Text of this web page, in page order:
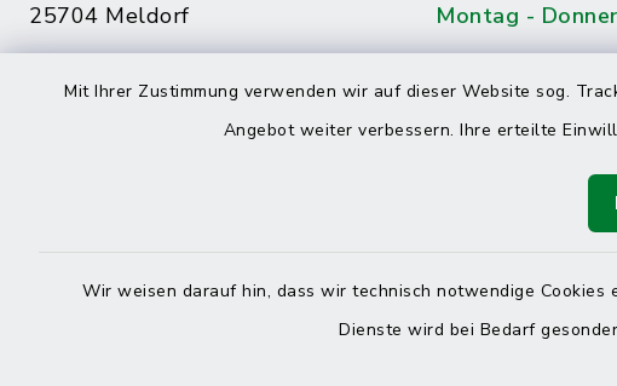
Mit Ihrer Zustimmung verwenden wir auf dieser Website sog.
Angebot weiter verbessern. Ihre erteilte
Wir weisen darauf hin, dass wir technisch notwendige
Dienste wird bei Bedarf
25704 Meldorf
04832 6065-215
Montag -
Freitag
Online-
Haben Sie ein
keinen
Telefonnummer